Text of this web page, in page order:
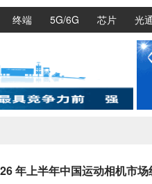
终端 5G/6G 芯片 光